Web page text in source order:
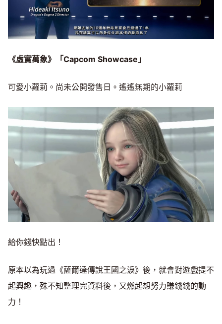
《虛實萬象》「Capcom Showcase」
可愛小蘿莉。尚未公開發售日。遙遙無期的小蘿莉
給你錢快點出！
原本以為玩過《薩爾達傳說王國之淚》後，就會對遊戲提不
起興趣，殊不知整理完資料後，又燃起想努力賺錢錢的動
力！